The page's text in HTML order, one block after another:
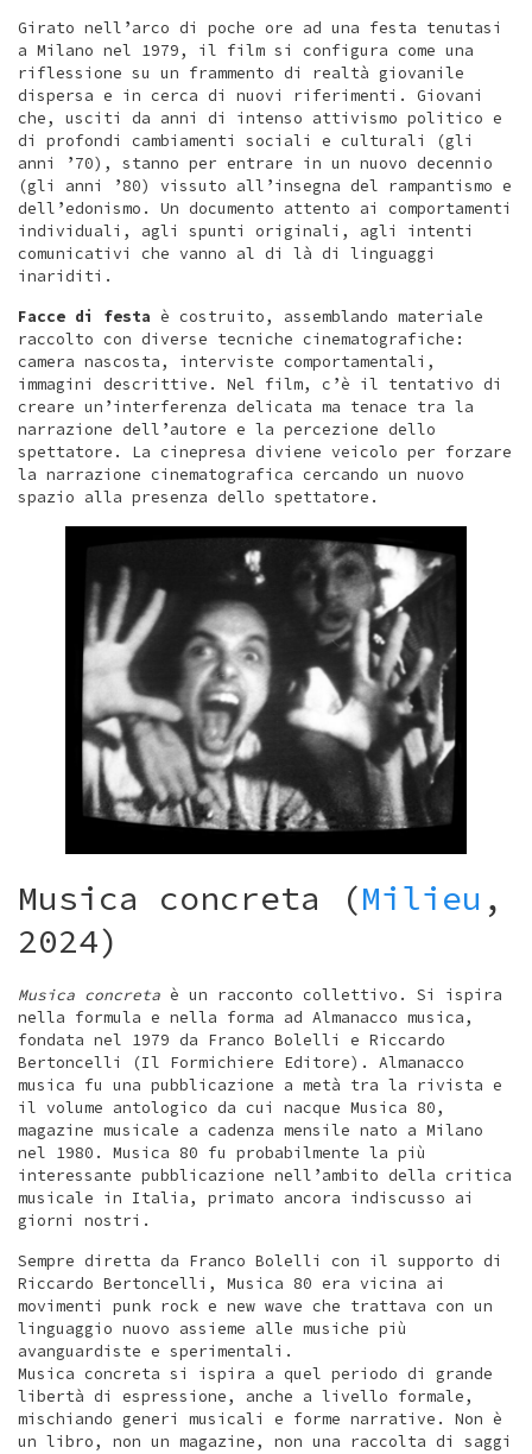
Girato nell’arco di poche ore ad una festa tenutasi
a Milano nel 1979, il film si configura come una
riflessione su un frammento di realtà giovanile
dispersa e in cerca di nuovi riferimenti. Giovani
che, usciti da anni di intenso attivismo politico e
di profondi cambiamenti sociali e culturali (gli
anni ’70), stanno per entrare in un nuovo decennio
(gli anni ’80) vissuto all’insegna del rampantismo e
dell’edonismo. Un documento attento ai comportamenti
individuali, agli spunti originali, agli intenti
comunicativi che vanno al di là di linguaggi
inariditi.
Facce di festa è costruito, assemblando materiale
raccolto con diverse tecniche cinematografiche:
camera nascosta, interviste comportamentali,
immagini descrittive. Nel film, c’è il tentativo di
creare un’interferenza delicata ma tenace tra la
narrazione dell’autore e la percezione dello
spettatore. La cinepresa diviene veicolo per forzare
la narrazione cinematografica cercando un nuovo
spazio alla presenza dello spettatore.
Musica concreta (Milieu ,
2024)
Musica concreta è un racconto collettivo. Si ispira
nella formula e nella forma ad Almanacco musica,
fondata nel 1979 da Franco Bolelli e Riccardo
Bertoncelli (Il Formichiere Editore). Almanacco
musica fu una pubblicazione a metà tra la rivista e
il volume antologico da cui nacque Musica 80,
magazine musicale a cadenza mensile nato a Milano
nel 1980. Musica 80 fu probabilmente la più
interessante pubblicazione nell’ambito della critica
musicale in Italia, primato ancora indiscusso ai
giorni nostri.
Sempre diretta da Franco Bolelli con il supporto di
Riccardo Bertoncelli, Musica 80 era vicina ai
movimenti punk rock e new wave che trattava con un
linguaggio nuovo assieme alle musiche più
avanguardiste e sperimentali.
Musica concreta si ispira a quel periodo di grande
libertà di espressione, anche a livello formale,
mischiando generi musicali e forme narrative. Non è
un libro, non un magazine, non una raccolta di saggi